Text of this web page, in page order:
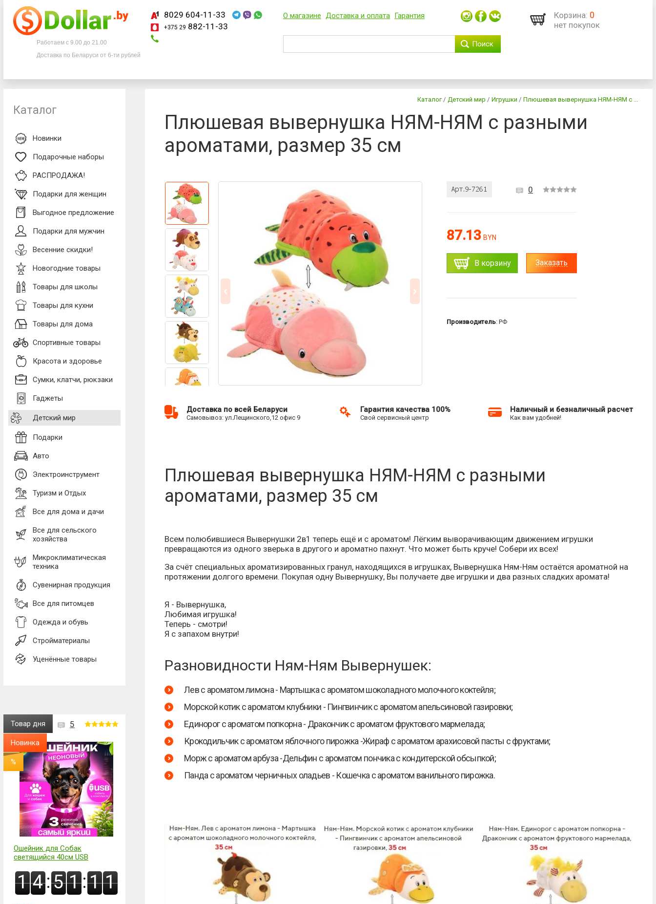
Телефоны
+375 29882-11-33
Работаем с 9.00 до 21.00
Доставка по Беларуси от 6-ти рублей
8029 604-11-33
+375 29 882-11-33
О магазине Доставка и оплата Гарантия
Поиск
Корзина: 0
нет покупок
Каталог
Новинки
Подарочные наборы
РАСПРОДАЖА!
Подарки для женщин
Выгодное предложение
Подарки для мужчин
Весенние скидки!
Новогодние товары
Товары для школы
Товары для кухни
Товары для дома
Спортивные товары
Красота и здоровье
Сумки, клатчи, рюкзаки
Гаджеты
Детский мир
Подарки
Авто
Электроинструмент
Туризм и Отдых
Все для дома и дачи
Все для сельского
хозяйства
Микроклиматическая
техника
Сувенирная продукция
Все для питомцев
Одежда и обувь
Стройматериалы
Уценённые товары
5
Товар дня
Новинка
%
Ошейник для Собак
светящийся 40см USB
1 4:5 1:1 0
Каталог / Детский мир / Игрушки / Плюшевая вывернушка НЯМ-НЯМ с ...
Плюшевая вывернушка НЯМ-НЯМ с разными
ароматами, размер 35 см
0
87.13 BYN
В корзину Заказать
Производитель: РФ
Доставка по всей Беларуси
Самовывоз: ул.Лещинского,12 офис 9
Гарантия качества 100%
Свой сервисный центр
Наличный и безналичный расчет
Как вам удобней!
Плюшевая вывернушка НЯМ-НЯМ с разными
ароматами, размер 35 см
Всем полюбившиеся Вывернушки 2в1 теперь ещё и с ароматом! Лёгким выворачивающим движением игрушки
превращаются из одного зверька в другого и ароматно пахнут. Что может быть круче! Собери их всех!
За счёт специальных ароматизированных гранул, находящихся в игрушках, Вывернушка Ням-Ням остаётся ароматной на
протяжении долгого времени. Покупая одну Вывернушку, Вы получаете две игрушки и два разных сладких аромата!
Я - Вывернушка,
Любимая игрушка!
Теперь - смотри!
Я с запахом внутри!
Разновидности Ням-Ням Вывернушек:
Лев с ароматом лимона - Мартышка с ароматом шоколадного молочного коктейля;
Морской котик с ароматом клубники - Пингвинчик с ароматом апельсиновой газировки;
Единорог с ароматом попкорна - Дракончик с ароматом фруктового мармелада;
Крокодильчик с ароматом яблочного пирожка -Жираф с ароматом арахисовой пасты с фруктами;
Морж с ароматом арбуза -Дельфин с ароматом пончика с кондитерской обсыпкой;
Панда с ароматом черничных оладьев - Кошечка с ароматом ванильного пирожка.